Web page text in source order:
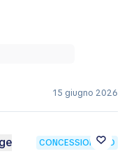
15 giugno 2026
CONCESSIONARIO